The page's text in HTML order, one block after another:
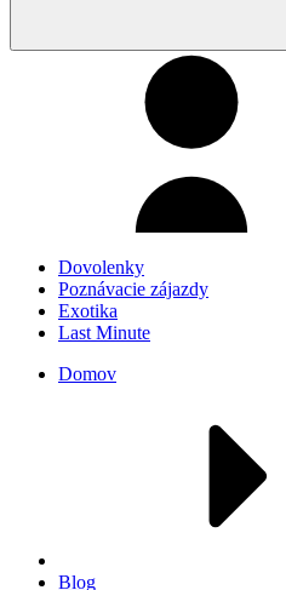
Dovolenky
Poznávacie zájazdy
Exotika
Last Minute
Domov
Blog